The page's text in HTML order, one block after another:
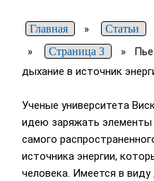
Главная » Статьи
» Страница 3 »
дыхание в источник
Ученые университета
идею заряжать элементы
самого
источника энергии,
человека. Имеется в